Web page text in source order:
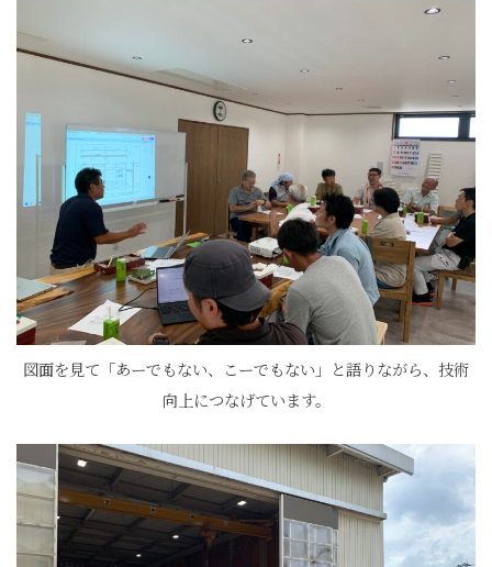
図面を見て「あーでもない、こーでもない」と語りながら、技術
向上につなげています。